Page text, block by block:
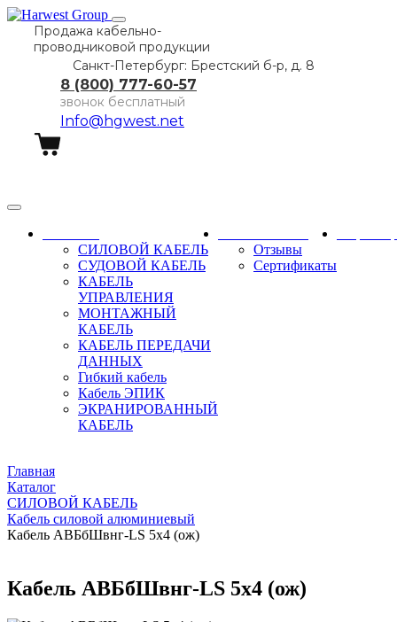
Продажа кабельно-
проводниковой продукции
Санкт-Петербург: Брестский б-р, д. 8
8 (800) 777-60-57
звонок бесплатный
Info@hgwest.net
СИЛОВОЙ КАБЕЛЬ
СУДОВОЙ КАБЕЛЬ
КАБЕЛЬ
УПРАВЛЕНИЯ
МОНТАЖНЫЙ
КАБЕЛЬ
КАБЕЛЬ ПЕРЕДАЧИ
ДАННЫХ
Гибкий кабель
Кабель ЭПИК
ЭКРАНИРОВАННЫЙ
КАБЕЛЬ
Отзывы
Сертификаты
Главная
Каталог
СИЛОВОЙ КАБЕЛЬ
Кабель силовой алюминиевый
Кабель АВБбШвнг-LS 5х4 (ож)
Кабель АВБбШвнг-LS 5х4 (ож)